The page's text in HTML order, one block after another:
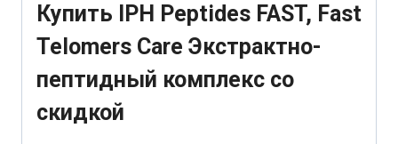
Купить IPH Peptides FAST, Fast
Telomers Care Экстрактно-
пептидный комплекс со
скидкой